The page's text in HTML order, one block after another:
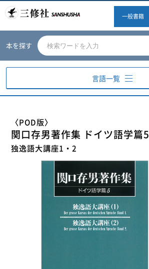
一般書籍
本を探す
言語一覧
ドイツ語
フランス語
〈POD版〉
関口存男著作集 ドイツ語学篇5
独逸語大講座1・2